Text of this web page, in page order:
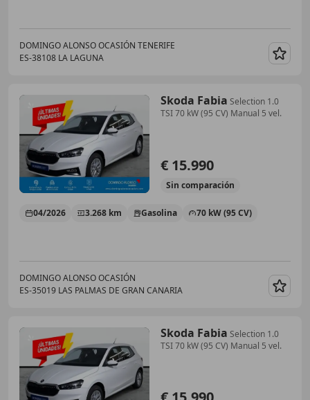
DOMINGO ALONSO OCASIÓN TENERIFE
ES-38108 LA LAGUNA
Skoda Fabia Selection 1.0
TSI 70 kW (95 CV) Manual 5 vel.
€ 15.990
Sin comparación
04/2026 3.268 km Gasolina 70 kW (95 CV)
DOMINGO ALONSO OCASIÓN
ES-35019 LAS PALMAS DE GRAN CANARIA
Skoda Fabia Selection 1.0
TSI 70 kW (95 CV) Manual 5 vel.